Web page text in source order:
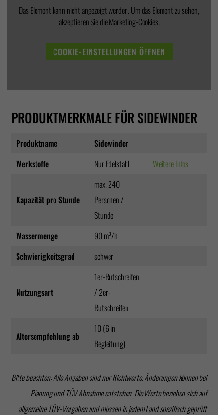
Das Element kann nicht angezeigt werden. Um das Element zu sehen,
akzeptieren Sie die Marketing-Cookies.
COOKIE-EINSTELLUNGEN ÖFFNEN
PRODUKTMERKMALE FÜR SIDEWINDER
Produktname
Sidewinder
Werkstoffe
Nur Edelstahl Weitere Infos
Kapazität pro Stunde
max. 240
Personen /
Stunde
Wassermenge
90 m³/h
Schwierigkeitsgrad
schwer
Nutzungsart
1er-Rutschreifen
/ 2er-
Rutschreifen
Altersempfehlung ab
10 (6 in
Begleitung)
Bitte beachten: Alle Angaben sind nur Richtwerte. Änderungen können bei
Planung und TÜV Abnahme entstehen. Die Werte beziehen sich auf
allgemeine TÜV-Vorgaben und müssen in jedem Land spezifisch geprüft